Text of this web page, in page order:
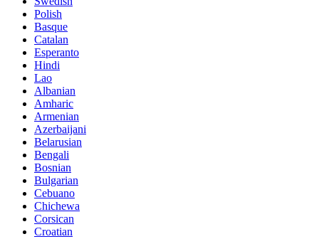
Polish
Basque
Catalan
Esperanto
Hindi
Lao
Albanian
Amharic
Armenian
Azerbaijani
Belarusian
Bengali
Bosnian
Bulgarian
Cebuano
Chichewa
Corsican
Croatian